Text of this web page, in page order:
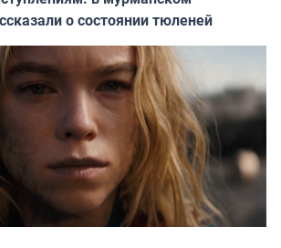
о состоянии тюленей